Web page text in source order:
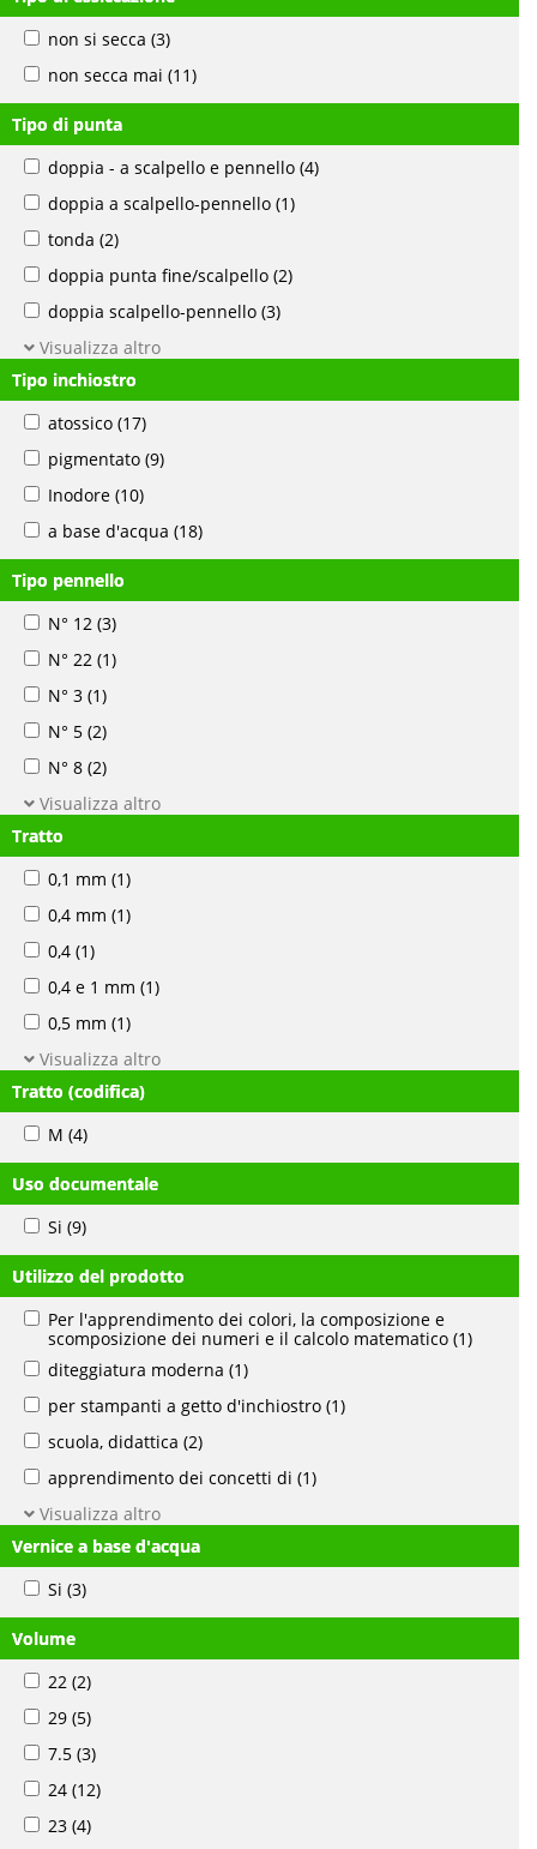
non si secca (3)
non secca mai (11)
Tipo di punta
doppia - a scalpello e pennello (4)
doppia a scalpello-pennello (1)
tonda (2)
doppia punta fine/scalpello (2)
doppia scalpello-pennello (3)
Visualizza altro
Tipo inchiostro
atossico (17)
pigmentato (9)
Inodore (10)
a base d'acqua (18)
Tipo pennello
N° 12 (3)
N° 22 (1)
N° 3 (1)
N° 5 (2)
N° 8 (2)
Visualizza altro
Tratto
0,1 mm (1)
0,4 mm (1)
0,4 (1)
0,4 e 1 mm (1)
0,5 mm (1)
Visualizza altro
Tratto (codifica)
M (4)
Uso documentale
Si (9)
Utilizzo del prodotto
Per l'apprendimento dei colori, la composizione e
scomposizione dei numeri e il calcolo matematico (1)
diteggiatura moderna (1)
per stampanti a getto d'inchiostro (1)
scuola, didattica (2)
apprendimento dei concetti di (1)
Visualizza altro
Vernice a base d'acqua
Si (3)
Volume
22 (2)
29 (5)
7.5 (3)
24 (12)
23 (4)